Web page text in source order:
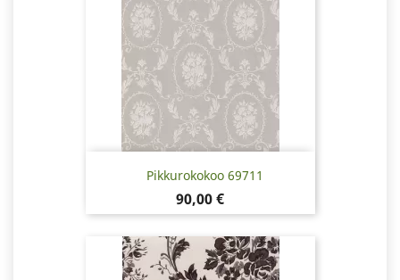
Pikkurokokoo 69711
Hinta
90,00 €